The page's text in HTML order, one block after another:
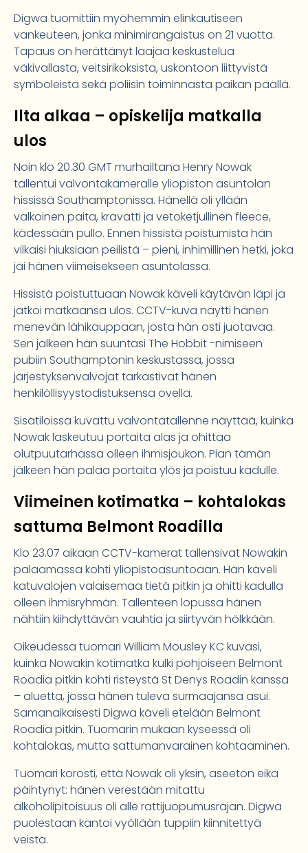
Digwa tuomittiin myöhemmin elinkautiseen
vankeuteen, jonka minimirangaistus on 21 vuotta.
Tapaus on herättänyt laajaa keskustelua
väkivallasta, veitsirikoksista, uskontoon liittyvistä
symboleista sekä poliisin toiminnasta paikan päällä.
Ilta alkaa – opiskelija matkalla
ulos
Noin klo 20.30 GMT murhailtana Henry Nowak
tallentui valvontakameralle yliopiston asuntolan
hississä Southamptonissa. Hänellä oli yllään
valkoinen paita, kravatti ja vetoketjullinen fleece,
kädessään pullo. Ennen hissistä poistumista hän
vilkaisi hiuksiaan peilistä – pieni, inhimillinen hetki, joka
jäi hänen viimeisekseen asuntolassa.
Hissistä poistuttuaan Nowak käveli käytävän läpi ja
jatkoi matkaansa ulos. CCTV-kuva näytti hänen
menevän lähikauppaan, josta hän osti juotavaa.
Sen jälkeen hän suuntasi The Hobbit -nimiseen
pubiin Southamptonin keskustassa, jossa
järjestyksenvalvojat tarkastivat hänen
henkilöllisyystodistuksensa ovella.
Sisätiloissa kuvattu valvontatallenne näyttää, kuinka
Nowak laskeutuu portaita alas ja ohittaa
olutpuutarhassa olleen ihmisjoukon. Pian tämän
jälkeen hän palaa portaita ylös ja poistuu kadulle.
Viimeinen kotimatka – kohtalokas
sattuma Belmont Roadilla
Klo 23.07 aikaan CCTV-kamerat tallensivat Nowakin
palaamassa kohti yliopistoasuntoaan. Hän käveli
katuvalojen valaisemaa tietä pitkin ja ohitti kadulla
olleen ihmisryhmän. Tallenteen lopussa hänen
nähtiin kiihdyttävän vauhtia ja siirtyvän hölkkään.
Oikeudessa tuomari William Mousley KC kuvasi,
kuinka Nowakin kotimatka kulki pohjoiseen Belmont
Roadia pitkin kohti risteystä St Denys Roadin kanssa
– aluetta, jossa hänen tuleva surmaajansa asui.
Samanaikaisesti Digwa käveli etelään Belmont
Roadia pitkin. Tuomarin mukaan kyseessä oli
kohtalokas, mutta sattumanvarainen kohtaaminen.
Tuomari korosti, että Nowak oli yksin, aseeton eikä
päihtynyt: hänen verestään mitattu
alkoholipitoisuus oli alle rattijuopumusrajan. Digwa
puolestaan kantoi vyöllään tuppiin kiinnitettyä
veistä.